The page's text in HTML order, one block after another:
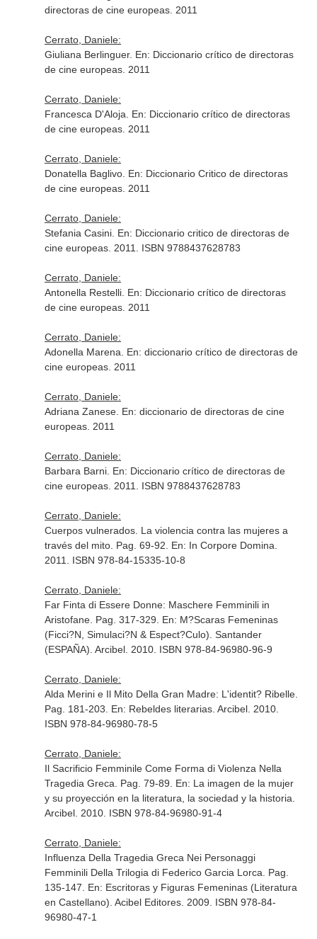
directoras de cine europeas. 2011
Cerrato, Daniele:
Giuliana Berlinguer. En: Diccionario crítico de directoras
de cine europeas. 2011
Cerrato, Daniele:
Francesca D'Aloja. En: Diccionario crítico de directoras
de cine europeas. 2011
Cerrato, Daniele:
Donatella Baglivo. En: Diccionario Critico de directoras
de cine europeas. 2011
Cerrato, Daniele:
Stefania Casini. En: Diccionario critico de directoras de
cine europeas. 2011. ISBN 9788437628783
Cerrato, Daniele:
Antonella Restelli. En: Diccionario crítico de directoras
de cine europeas. 2011
Cerrato, Daniele:
Adonella Marena. En: diccionario crítico de directoras de
cine europeas. 2011
Cerrato, Daniele:
Adriana Zanese. En: diccionario de directoras de cine
europeas. 2011
Cerrato, Daniele:
Barbara Barni. En: Diccionario crítico de directoras de
cine europeas. 2011. ISBN 9788437628783
Cerrato, Daniele:
Cuerpos vulnerados. La violencia contra las mujeres a
través del mito. Pag. 69-92. En: In Corpore Domina
2011. ISBN 978-84-15335-10-8
Cerrato, Daniele:
Far Finta di Essere Donne: Maschere Femminili in
Aristofane. Pag. 317-329. En: M?Scaras Femeninas
(Ficci?N, Simulaci?N & Espect?Culo) . Santander
(ESPAÑA). Arcibel. 2010. ISBN 978-84-96980-96-9
Cerrato, Daniele:
Alda Merini e Il Mito Della Gran Madre: L'identit? Ribelle.
Pag. 181-203. En: Rebeldes literarias. Arcibel. 2010.
ISBN 978-84-96980-78-5
Cerrato, Daniele:
Il Sacrificio Femminile Come Forma di Violenza Nella
Tragedia Greca. Pag. 79-89. En: La imagen de la mujer
y su proyección en la literatura, la sociedad y la historia
Arcibel. 2010. ISBN 978-84-96980-91-4
Cerrato, Daniele:
Influenza Della Tragedia Greca Nei Personaggi
Femminili Della Trilogia di Federico Garcia Lorca. Pag.
135-147. En: Escritoras y Figuras Femeninas (Literatura
en Castellano) . Acibel Editores. 2009. ISBN 978-84-
96980-47-1